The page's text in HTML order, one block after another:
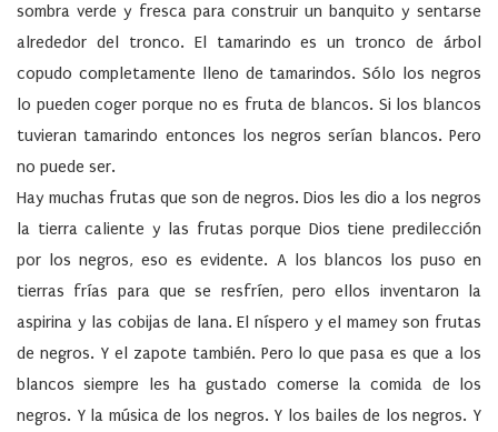
sombra verde y fresca para construir un banquito y sentarse
alrededor del tronco. El tamarindo es un tronco de árbol
copudo completamente lleno de tamarindos. Sólo los negros
lo pueden coger porque no es fruta de blancos. Si los blancos
tuvieran tamarindo entonces los negros serían blancos. Pero
no puede ser.
Hay muchas frutas que son de negros. Dios les dio a los negros
la tierra caliente y las frutas porque Dios tiene predilección
por los negros, eso es evidente. A los blancos los puso en
tierras frías para que se resfríen, pero ellos inventaron la
aspirina y las cobijas de lana. El níspero y el mamey son frutas
de negros. Y el zapote también. Pero lo que pasa es que a los
blancos siempre les ha gustado comerse la comida de los
negros. Y la música de los negros. Y los bailes de los negros. Y